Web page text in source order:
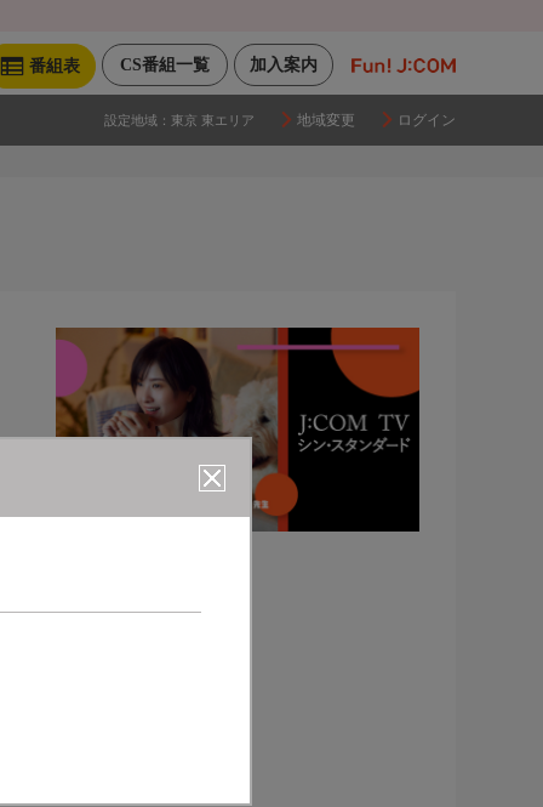
加入案内
CS番組一覧
番組表
設定地域： 東京 東エリア 地域変更 ログイン